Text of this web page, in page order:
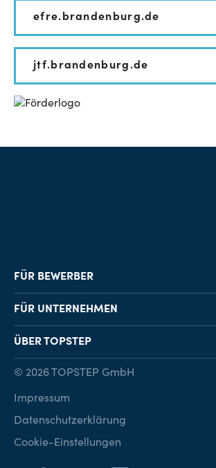
efre.brandenburg.de
jtf.brandenburg.de
FÜR BEWERBER
Job-Finder
Karriereberatung
FÜR UNTERNEHMEN
Personalvermittlung
Personalsuche
ÜBER TOPSTEP
Kontakt
© 2026 TOPSTEP GmbH
Impressum
Datenschutzerklärung
Cookie-Einstellungen